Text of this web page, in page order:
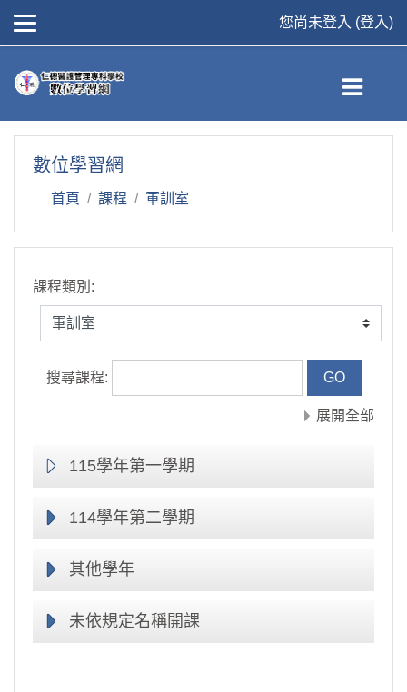
您尚未登入 (登入)
數位學習網
首頁 課程 軍訓室
課程類別:
搜尋課程:
展開全部
115學年第一學期
114學年第二學期
其他學年
未依規定名稱開課